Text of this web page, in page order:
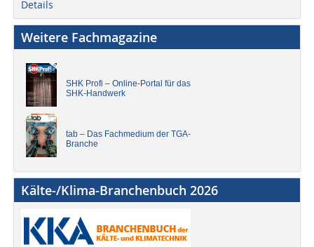
Details
Weitere Fachmagazine
SHK Profi – Online-Portal für das
SHK-Handwerk
tab – Das Fachmedium der TGA-
Branche
Kälte-/Klima-Branchenbuch 2026